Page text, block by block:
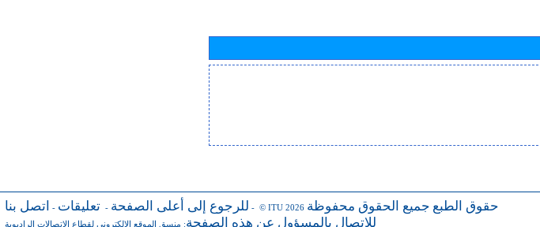
للرجوع إلى أعلى الصفحة - تعليقات - اتصل بنا - © ITU 2026 حقوق الطبع جميع الحقوق محفوظة
للاتصال بالمسؤول عن هذه الصفحة: منسق الموقع الإلكتروني لقطاع الاتصالات الراديوية